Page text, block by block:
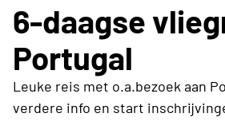
6-daagse
Portugal
Leuke reis met o.a.bezoek aan
verdere info en start